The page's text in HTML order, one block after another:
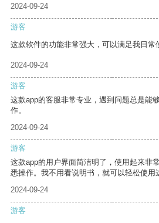
2024-09-24
游客
这款软件的功能非常强大，可以满足我日常
2024-09-24
游客
这款app的客服非常专业，遇到问题总是能
作。
2024-09-24
游客
这款app的用户界面简洁明了，使用起来非
悉操作。我不用看说明书，就可以轻松使用
2024-09-24
游客